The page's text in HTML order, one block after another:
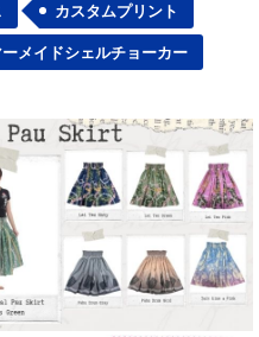
カスタムプリント
ーメイドシェルチョーカー